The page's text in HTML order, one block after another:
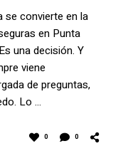
se convierte en la
en Punta
una decisión. Y
viene
de preguntas,
Lo …
0 0